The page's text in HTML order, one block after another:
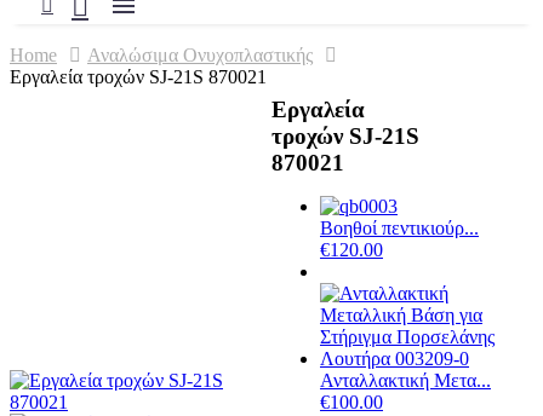
Home
Αναλώσιμα Ονυχοπλαστικής
Εργαλεία τροχών SJ-21S 870021
Εργαλεία
τροχών SJ-21S
870021
Βοηθoί πεντικιούρ...
€120.00
Ανταλλακτική Μετα...
€100.00